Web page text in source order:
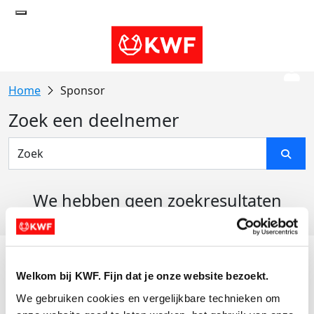
Welkom bij KWF. Fijn dat je onze website bezoekt.
We gebruiken cookies en vergelijkbare technieken om
Sponsor
Zoek een deelnemer
We hebben geen zoekresultaten
Actiematerialen
Evenementen